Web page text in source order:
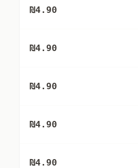
₪4.90
₪4.90
₪4.90
₪4.90
₪4.90